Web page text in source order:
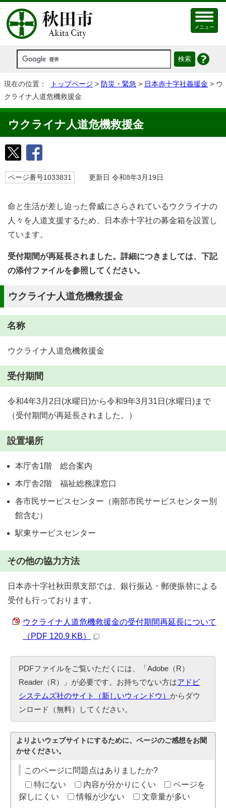
メニュー
現在の位置： トップページ > 防災・緊急 > 日本赤十字社義援金 > ウ
クライナ人道危機救援金
ウクライナ人道危機救援金
ページ番号1033831 更新日 令和8年3月19日
命と生活が差し迫った脅威にさらされているウクライナの
人々を人道支援するため、日本赤十字社の募金箱を設置し
ています。
受付期間が再延長されました。詳細につきましては、下記
の添付ファイルを参照してください。
ウクライナ人道危機救援金
名称
ウクライナ人道危機救援金
受付期間
令和4年3月2日(水曜日)から令和9年3月31日(水曜日)まで
（受付期間が再延長されました。）
設置場所
本庁舎1階 総合案内
本庁舎2階 福祉総務課窓口
各市民サービスセンター（南部市民サービスセンター別
館含む）
駅東サービスセンター
その他の協力方法
日本赤十字社秋田県支部では、銀行振込・郵便振替による
受付も行っております。
ウクライナ人道危機救援金の受付期間再延長について
（PDF 120.9 KB）
PDFファイルをご覧いただくには、「Adobe（R）
Reader（R）」が必要です。お持ちでない方はアドビ
システムズ社のサイト（新しいウィンドウ）からダウ
ンロード（無料）してください。
よりよいウェブサイトにするために、ページのご感想をお聞
かせください。
このページに問題点はありましたか?
特にない
内容が分かりにくい
ページを
探しにくい
情報が少ない 文章量が多い